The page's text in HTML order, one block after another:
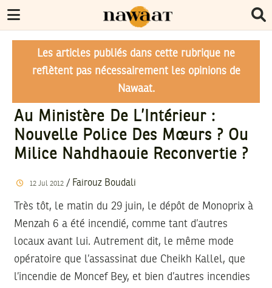
Les articles publiés dans cette rubrique ne
reflètent pas nécessairement les opinions de
Nawaat.
Au Ministère De L’Intérieur :
Nouvelle Police Des Mœurs ? Ou
Milice Nahdhaouie Reconvertie ?
12 Jul 2012/ Fairouz Boudali
Très tôt, le matin du 29 juin, le dépôt de Monoprix à
Menzah 6 a été incendié, comme tant d’autres
locaux avant lui. Autrement dit, le même mode
opératoire que l’assassinat due Cheikh Kallel, que
l’incendie de Moncef Bey, et bien d’autres incendies